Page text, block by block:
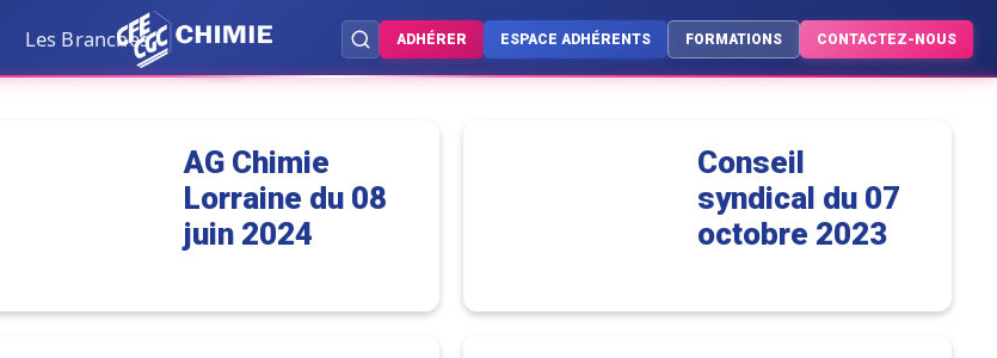
Les Branches ADHÉRER ESPACE ADHÉRENTS FORMATIONS CONTACTEZ-NOUS
Tout Bureau Départements Infos
AG Chimie
Lorraine du 08
juin 2024
Conseil
syndical du 07
octobre 2023